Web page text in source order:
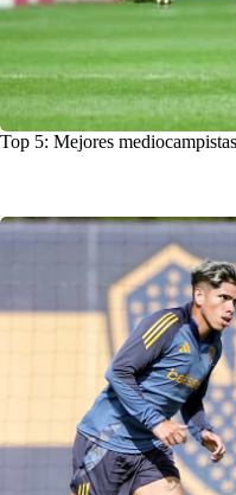
Top 5: Mejores